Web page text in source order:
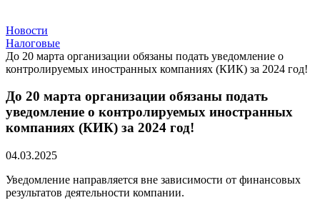
Новости
Налоговые
До 20 марта организации обязаны подать уведомление о
контролируемых иностранных компаниях (КИК) за 2024 год!
До 20 марта организации обязаны подать
уведомление о контролируемых иностранных
компаниях (КИК) за 2024 год!
04.03.2025
Уведомление направляется вне зависимости от финансовых
результатов деятельности компании.